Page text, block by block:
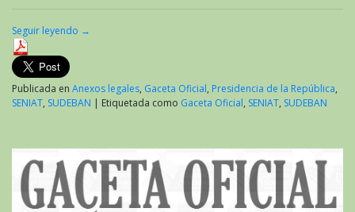
Seguir leyendo →
Publicada en Anexos legales, Gaceta Oficial, Presidencia de la República,
SENIAT, SUDEBAN | Etiquetada como Gaceta Oficial, SENIAT, SUDEBAN